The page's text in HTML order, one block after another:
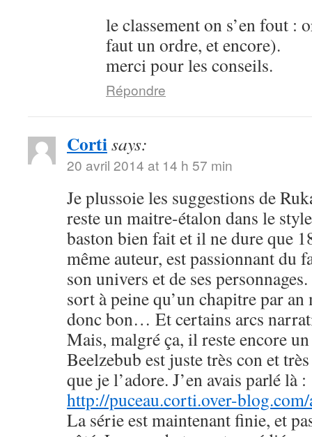
le classement on s’en fout :
faut un ordre, et encore).
merci pour les conseils.
Répondre
Cortisays:
20 avril 2014 at 14 h 57 min
Je plussoie les suggestions de
reste un maitre-étalon dans le
baston bien fait et il ne dure que
même auteur, est passionnant du
son univers et de ses
sort à peine qu’un chapitre par
donc bon… Et certains arcs
Mais, malgré ça, il reste encore
Beelzebub est juste très con et
que je l’adore. J’en avais parlé là :
http://puceau.corti.over-
La série est maintenant finie, et